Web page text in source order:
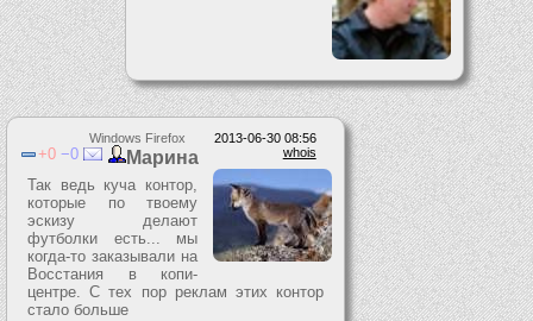
2013-06-30 08:56
Windows Firefox
whois
0 0 Марина
Так ведь куча контор,
которые по твоему
эскизу делают
футболки есть... мы
когда-то заказывали на
Восстания в копи-
центре. С тех пор реклам этих контор
стало больше